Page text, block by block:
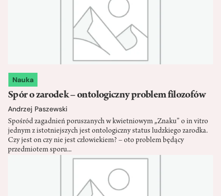
Nauka
Spór o zarodek – ontologiczny problem filozofów
Andrzej Paszewski
Spośród zagadnień poruszanych w kwietniowym „Znaku” o in vitro
jednym z istotniejszych jest ontologiczny status ludzkiego zarodka.
Czy jest on czy nie jest człowiekiem? – oto problem będący
przedmiotem sporu...